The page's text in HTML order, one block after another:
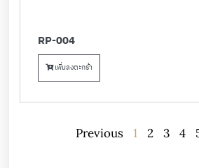
RP-004
เพิ่มลงตะกร้า
Previous 1 2 3 4